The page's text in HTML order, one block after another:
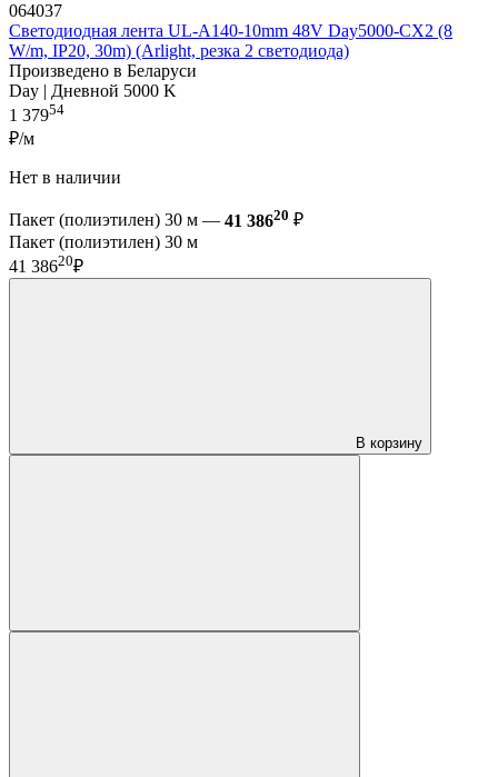
064037
Светодиодная лента UL-A140-10mm 48V Day5000-CX2 (8
W/m, IP20, 30m) (Arlight, резка 2 светодиода)
Произведено в Беларуси
Day | Дневной 5000 K
1 37954
₽/м
Нет в наличии
Пакет (полиэтилен) 30 м — 41 38620 ₽
Пакет (полиэтилен) 30 м
41 38620₽
В корзину